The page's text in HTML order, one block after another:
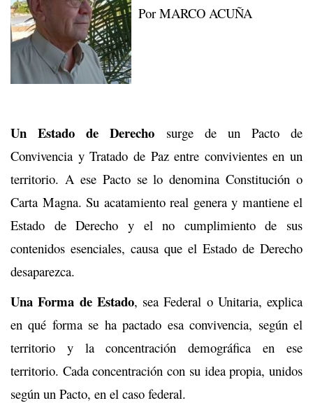
Por MARCO ACUÑA
Un Estado de Derecho surge de un Pacto de
Convivencia y Tratado de Paz entre convivientes en un
territorio. A ese Pacto se lo denomina Constitución o
Carta Magna. Su acatamiento real genera y mantiene el
Estado de Derecho y el no cumplimiento de sus
contenidos esenciales, causa que el Estado de Derecho
desaparezca.
Una Forma de Estado, sea Federal o Unitaria, explica
en qué forma se ha pactado esa convivencia, según el
territorio y la concentración demográfica en ese
territorio. Cada concentración con su idea propia, unidos
según un Pacto, en el caso federal.